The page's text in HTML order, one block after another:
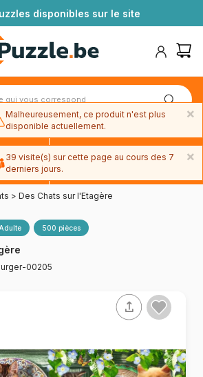
disponibles sur le site
39€*
Paiement en 4x sans frais
avec Paypal
> Des Chats sur l'Etagère
Adulte 500 pièces
00205
×
Malheureusement, ce produit n'est plus
disponible actuellement.
×
39 visite(s) sur cette page au cours des 7
derniers jours.